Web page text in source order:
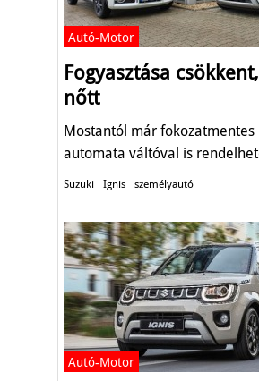
Autó-Motor
Fogyasztása
nőtt
Mostantól már fokozatmentes
automata váltóval is
Suzuki Ignis személyautó
Autó-Motor